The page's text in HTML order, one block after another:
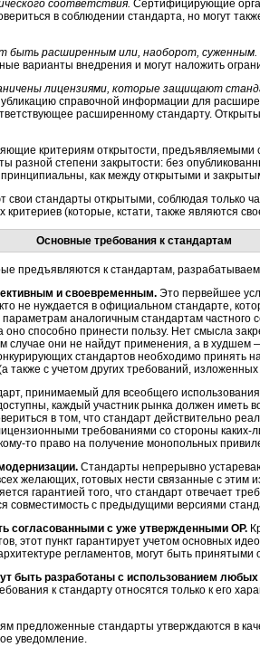
соответствия. Сертифицирующие
в соблюдении стандарта, но могут
расширенным или, наоборот, суженным.
варианты внедрения и могут наложить
лицензиями, которые защищают
справочной информации для
расширенному стандарту.
критериям открытости, предъявляемыми
разной степени закрытости: без
как между открытыми и
свои стандарты открытыми, соблюдая только
(которые, кстати, также являются
Основные требования к стандартам
предъявляются к стандартам,
и своевременным. Это первейшее
не нуждается в официальном стандарте,
аналогичным стандартам частного
оно способно принести пользу. Нет смысла
они не найдут применения, а в худшем
стандартов необходимо принять
также с учетом других требований,
принимаемый для всеобщего
каждый участник рынка должен иметь
в том, что стандарт действительно
требованиями со стороны каких-
то право на получение монопольных
Стандарты непрерывно
желающих, готовых нести связанные с этим
гарантией того, что стандарт отвечает
совместимость с предыдущими версиями
согласованными с уже утвержденными ОР.
этот пункт гарантирует учетом основных
регламентов, могут быть принятыми
быть разработаны с использованием
к стандарту относятся только к его
предложенные стандарты утверждаются в
уведомление.